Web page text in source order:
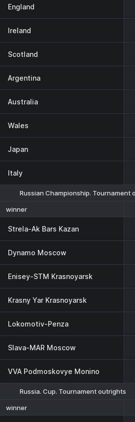
England
Ireland
Scotland
Argentina
Australia
Wales
Japan
Italy
Russian Championship. Tournament
winner
Strela-Ak Bars Kazan
Dynamo Moscow
Enisey-STM Krasnoyarsk
Krasny Yar Krasnoyarsk
Lokomotiv-Penza
Slava-MAR Moscow
VVA Podmoskovye Monino
Russia. Cup. Tournament outrights
winner